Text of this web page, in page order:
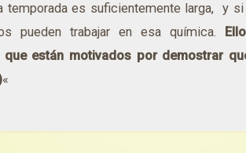
temporada es suficientemente larga, y
pueden trabajar en esa química.
que están motivados por demostrar
«